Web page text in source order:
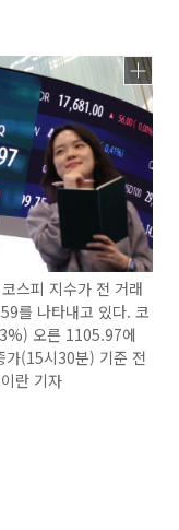
스피 지수가 전 거래
를 나타내고 있다. 코
오른 1105.97에
가(15시30분) 기준 전
란 기자